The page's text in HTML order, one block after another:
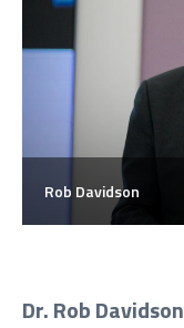
Rob Davidson
Dr. Rob Davidson